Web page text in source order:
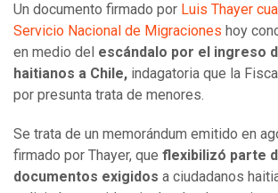
Un documento firmado por Luis Thayer
Servicio Nacional de Migraciones hoy
en medio del escándalo por el ingreso
haitianos a Chile, indagatoria que la
por presunta trata de menores.
Se trata de un memorándum emitido en
firmado por Thayer, que flexibilizó parte
documentos exigidos a ciudadanos